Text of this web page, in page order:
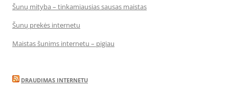
Šunų mityba – tinkamiausias sausas maistas
Šunų prekės internetu
Maistas šunims internetu – pigiau
DRAUDIMAS INTERNETU